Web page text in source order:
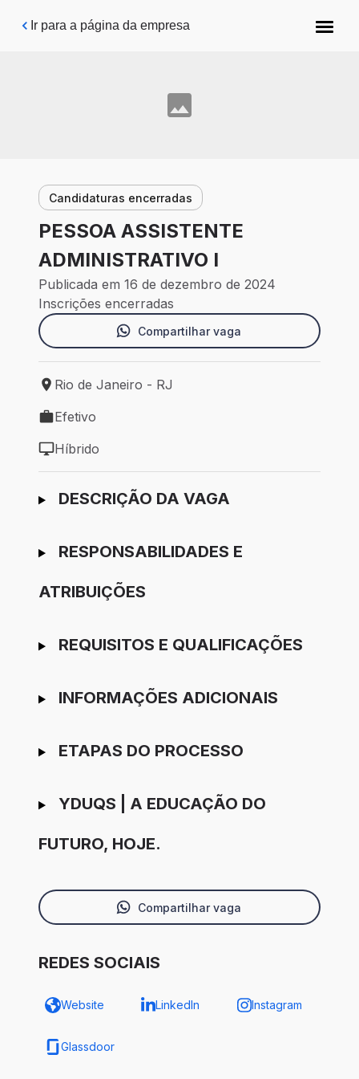
Pular para o conteúdo principal
Ir para a página da empresa
Candidaturas encerradas
PESSOA ASSISTENTE
ADMINISTRATIVO I
Publicada em 16 de dezembro de 2024
Inscrições encerradas
Compartilhar vaga
Local de trabalho: Rio de Janeiro - RJ
Rio de Janeiro - RJ
Tipo de vaga: Efetivo
Efetivo
Modelo de trabalho: Híbrido
Híbrido
Ir para candidatura
DESCRIÇÃO DA VAGA
RESPONSABILIDADES E
ATRIBUIÇÕES
REQUISITOS E QUALIFICAÇÕES
INFORMAÇÕES ADICIONAIS
ETAPAS DO PROCESSO
YDUQS | A EDUCAÇÃO DO
FUTURO, HOJE.
Compartilhar vaga
REDES SOCIAIS
Website LinkedIn Instagram
Glassdoor